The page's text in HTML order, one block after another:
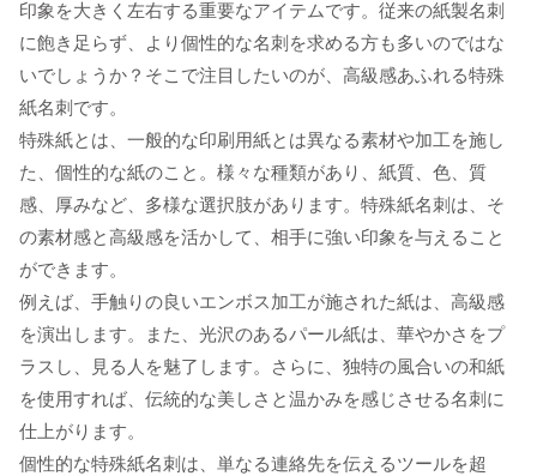
印象を大きく左右する重要なアイテムです。従来の紙製名刺
に飽き足らず、より個性的な名刺を求める方も多いのではな
いでしょうか？そこで注目したいのが、高級感あふれる特殊
紙名刺です。
特殊紙とは、一般的な印刷用紙とは異なる素材や加工を施し
た、個性的な紙のこと。様々な種類があり、紙質、色、質
感、厚みなど、多様な選択肢があります。特殊紙名刺は、そ
の素材感と高級感を活かして、相手に強い印象を与えること
ができます。
例えば、手触りの良いエンボス加工が施された紙は、高級感
を演出します。また、光沢のあるパール紙は、華やかさをプ
ラスし、見る人を魅了します。さらに、独特の風合いの和紙
を使用すれば、伝統的な美しさと温かみを感じさせる名刺に
仕上がります。
個性的な特殊紙名刺は、単なる連絡先を伝えるツールを超